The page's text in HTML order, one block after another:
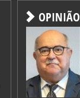
OPINIÃO